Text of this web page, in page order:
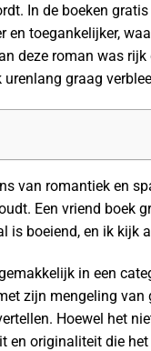
In de boeken
toegankelijker,
deze roman was
graag
van romantiek en
Een vriend boek
is boeiend, en ik kijk
in een
zijn mengeling van
Hoewel het
en originaliteit die